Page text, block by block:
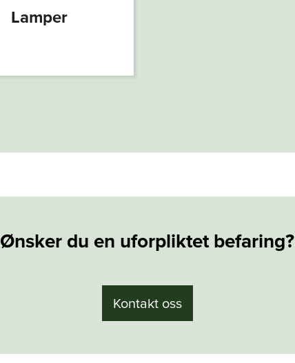
Lamper
Ønsker du en uforpliktet befaring?
Kontakt oss